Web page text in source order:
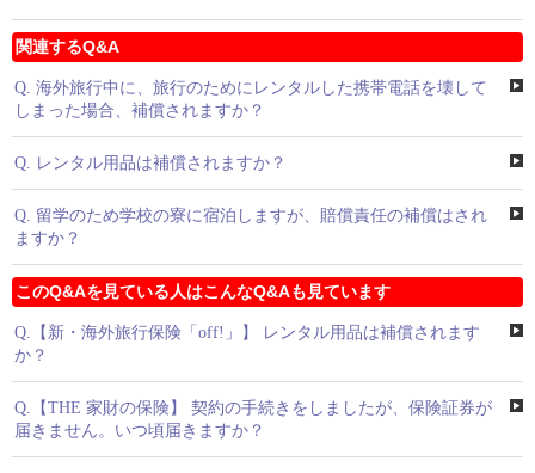
関連するQ&A
Q. 海外旅行中に、旅行のためにレンタルした携帯電話を壊して
しまった場合、補償されますか？
Q. レンタル用品は補償されますか？
Q. 留学のため学校の寮に宿泊しますが、賠償責任の補償はされ
ますか？
このQ&Aを見ている人はこんなQ&Aも見ています
Q. 【新・海外旅行保険「off!」】 レンタル用品は補償されます
か？
Q. 【THE 家財の保険】 契約の手続きをしましたが、保険証券が
届きません。いつ頃届きますか？